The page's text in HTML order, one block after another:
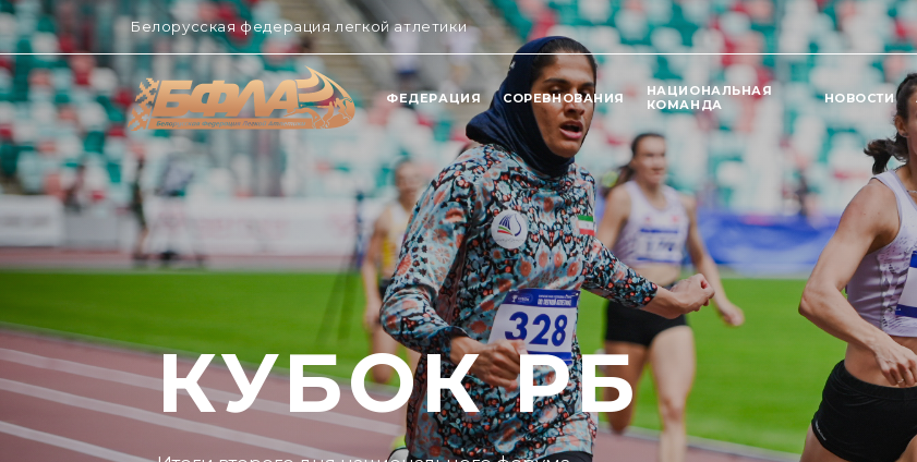
Белорусская федерация легкой атлетики
ФЕДЕРАЦИЯ СОРЕВНОВАНИЯ
НАЦИОНАЛЬНАЯ
КОМАНДА
НОВОСТИ
КУБОК РБ